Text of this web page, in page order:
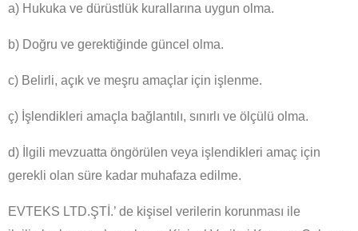
a) Hukuka ve dürüstlük kurallarına uygun olma.
b) Doğru ve gerektiğinde güncel olma.
c) Belirli, açık ve meşru amaçlar için işlenme.
ç) İşlendikleri amaçla bağlantılı, sınırlı ve ölçülü olma.
d) İlgili mevzuatta öngörülen veya işlendikleri amaç için
gerekli olan süre kadar muhafaza edilme.
EVTEKS LTD.ŞTİ.’ de kişisel verilerin korunması ile